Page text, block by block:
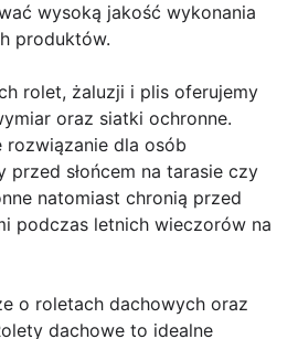
wysoką jakość wykonania
produktów.
rolet, żaluzji i plis oferujemy
oraz siatki ochronne.
rozwiązanie dla osób
przed słońcem na tarasie czy
natomiast chronią przed
podczas letnich wieczorów na
o roletach dachowych oraz
dachowe to idealne